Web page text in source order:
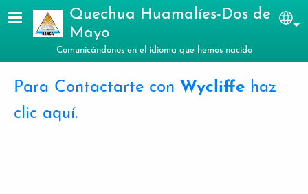
Pasar al contenido principal
Quechua Huamalíes-Dos de
Mayo
Comunicándonos en el idioma que hemos nacido
Para Contactarte con Wycliffe haz
clic aquí.